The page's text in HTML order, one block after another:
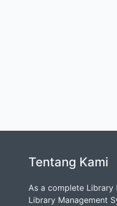
Tentang Kami
As a complete Library
Library Management